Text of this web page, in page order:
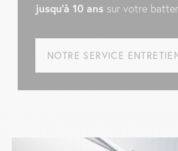
jusqu’à 10 ans sur votre
NOTRE SERVICE